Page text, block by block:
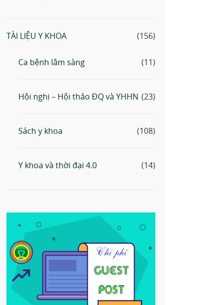
TÀI LIỆU Y KHOA (156)
Ca bệnh lâm sàng (11)
Hội nghị – Hội thảo ĐQ và YHHN (23)
Sách y khoa (108)
Y khoa và thời đại 4.0 (14)